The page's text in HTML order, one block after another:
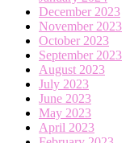
December 2023
November 2023
October 2023
September 2023
August 2023
July 2023
June 2023
May 2023
April 2023